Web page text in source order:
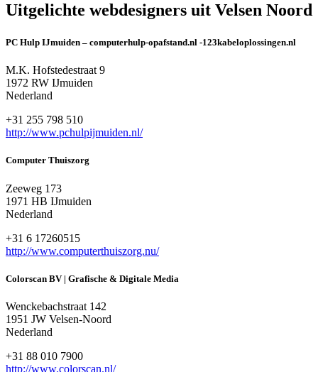
Uitgelichte webdesigners uit Velsen Noord
PC Hulp IJmuiden – computerhulp-opafstand.nl -123kabeloplossingen.nl
M.K. Hofstedestraat 9
1972 RW IJmuiden
Nederland
+31 255 798 510
http://www.pchulpijmuiden.nl/
Computer Thuiszorg
Zeeweg 173
1971 HB IJmuiden
Nederland
+31 6 17260515
http://www.computerthuiszorg.nu/
Colorscan BV | Grafische & Digitale Media
Wenckebachstraat 142
1951 JW Velsen-Noord
Nederland
+31 88 010 7900
http://www.colorscan.nl/